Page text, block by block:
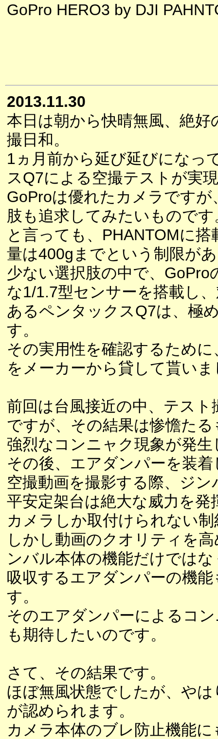
GoPro HERO3 by DJI
2013.11.30
本日は朝から快晴無風、絶
撮日和。
1ヵ月前から延び延びになっ
スQ7による空撮テストが実
GoProは優れたカメラですが
肢も追求してみたいものです
と言っても、PHANTOMに
量は400gまでという制限が
少ない選択肢の中で、GoPro
な1/1.7型センサーを搭載し
あるペンタックスQ7は、極
す。
その実用性を確認するため
をメーカーから貸して貰い
前回は台風接近の中、テス
ですが、その結果は惨憺た
強烈なコンニャク現象が発
その後、エアダンパーを装
空撮動画を撮影する際、ジ
平安定架台は絶大な威力を発
カメラしか取付けられない
しかし動画のクオリティを
ンバル本体の機能だけでは
吸収するエアダンパーの機
す。
そのエアダンパーによるコ
も期待したいのです。
さて、その結果です。
ほぼ無風状態でしたが、や
が認められます。
カメラ本体のブレ防止機能